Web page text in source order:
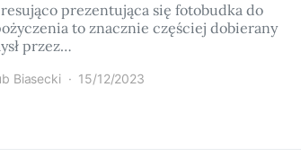
prezentująca się fotobudka do
to znacznie częściej dobierany
przez…
Biasecki 15/12/2023